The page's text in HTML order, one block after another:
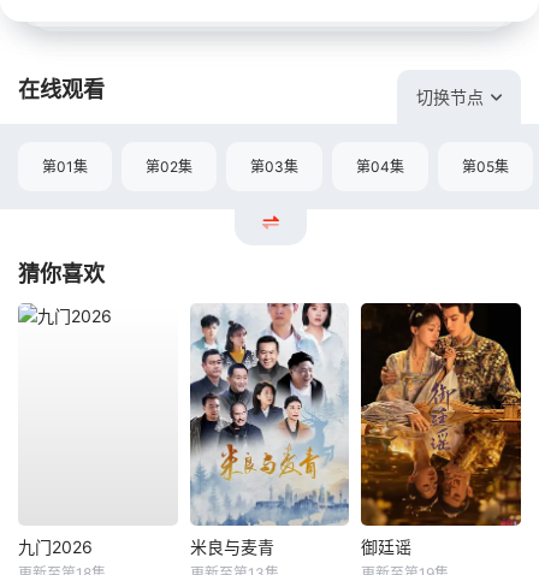
在线观看 切换节点
第01集 第02集 第03集 第04集 第05集
猜你喜欢
九门2026 米良与麦青 御廷谣